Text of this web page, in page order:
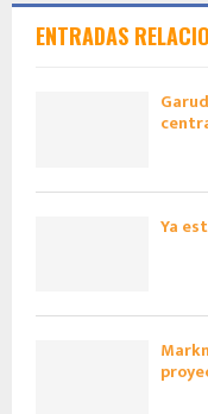
ENTRADAS
Ya